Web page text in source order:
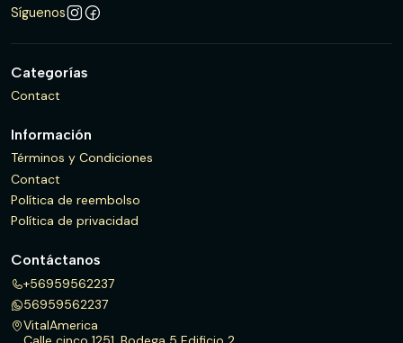
Síguenos
Categorías
Contact
Información
Términos y Condiciones
Contact
Política de reembolso
Política de privacidad
Contáctanos
+56959562237
56959562237
VitalAmerica